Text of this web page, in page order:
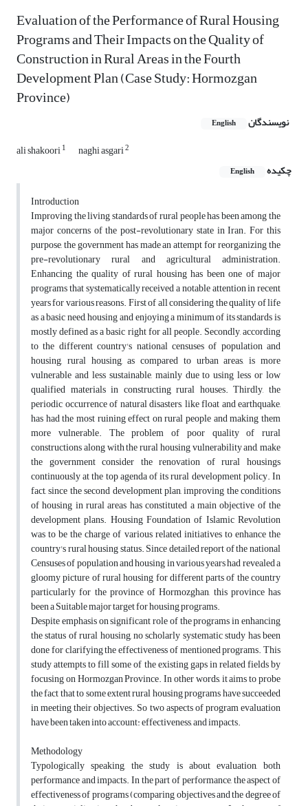
Evaluation of the Performance of Rural Housing
Programs and Their Impacts on the Quality of
Construction in Rural Areas in the Fourth
Development Plan (Case Study: Hormozgan
Province)
نویسندگان English
ali shakoori1 naghi asgari2
چکیده English
Introduction
Improving the living standards of rural people has been among the
major concerns of the post-revolutionary state in Iran. For this
purpose, the government has made an attempt for reorganizing the
pre-revolutionary rural and agricultural administration.
Enhancing the quality of rural housing has been one of major
programs that systematically received a notable attention in recent
years for various reasons. First of all considering the quality of life
as a basic need, housing and enjoying a minimum of its standards is
mostly defined as a basic right for all people. Secondly, according
to the different country's national censuses of population and
housing, rural housing, as compared to urban areas, is more
vulnerable and less sustainable, mainly due to using less or low
qualified materials in constructing rural houses. Thirdly, the
periodic occurrence of natural disasters, like float and earthquake,
has had the most ruining effect on rural people and making them
more vulnerable. The problem of poor quality of rural
constructions along with the rural housing vulnerability and, make
the government consider the renovation of rural housings
continuously at the top agenda of its rural development policy. In
fact, since the second development plan, improving the conditions
of housing in rural areas has constituted a main objective of the
development plans. Housing Foundation of Islamic Revolution
was to be the charge of various related initiatives to enhance the
country's rural housing status. Since detailed report of the national
Censuses of population and housing in various years had revealed a
gloomy picture of rural housing for different parts of the country
particularly for the province of Hormozghan, this province has
been a Suitable major target for housing programs.
Despite emphasis on significant role of the programs in enhancing
the status of rural housing, no scholarly systematic study has been
done for clarifying the effectiveness of mentioned programs. This
study attempts to fill some of the existing gaps in related fields by
focusing on Hormozgan Province. In other words, it aims to probe
the fact that to some extent rural housing programs have succeeded
in meeting their objectives. So two aspects of program evaluation
have been taken into account: effectiveness, and impacts.
Methodology
Typologically speaking, the study is about evaluation, both
performance and impacts. In the part of performance, the aspect of
effectiveness of programs (comparing objectives and the degree of